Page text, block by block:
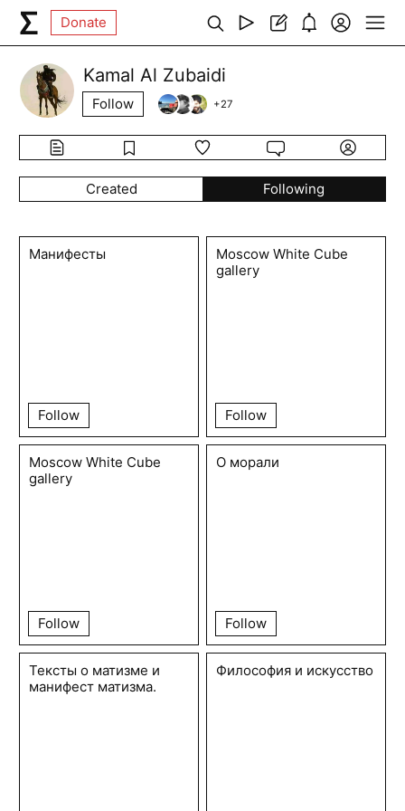
Donate
Kamal Al Zubaidi
Follow +27
Created Following
Манифесты
Follow
Moscow White Cube
gallery
Follow
Moscow White Cube
gallery
Follow
О морали
Follow
Тексты о матизме и
манифест матизма.
Философия и искусство